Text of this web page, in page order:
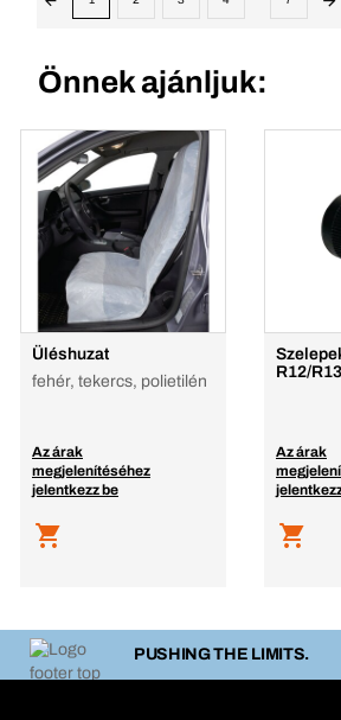
Önnek ajánljuk:
Üléshuzat
fehér, tekercs, polietilén
Az árak
megjelenítéséhez
jelentkezz be
R12/
Az árak
PUSHING THE LIMITS.